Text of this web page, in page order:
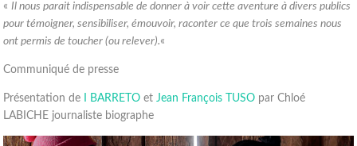
«Il nous parait indispensable de donner à voir cette aventure à divers publics
pour témoigner, sensibiliser, émouvoir, raconter ce que trois semaines nous
ont permis de toucher (ou relever).«
Communiqué de presse
Présentation de I BARRETO etJean François TUSO par Chloé
LABICHE journaliste biographe